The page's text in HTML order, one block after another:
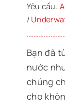
Yêu cầu:
/
Bạn đã
nước
chúng
cho